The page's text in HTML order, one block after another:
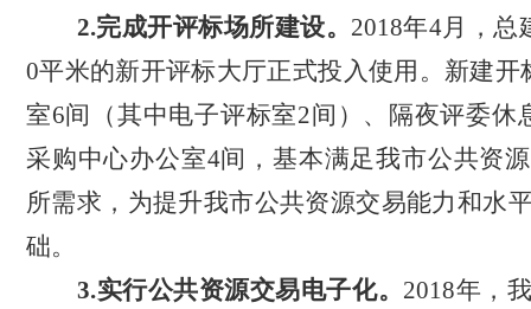
2.完成开评标场所建设。 2018年4月
，
0平米的新开评标大厅正式投入使用。新建开
室6间（其中电子评标室2间）、隔夜评委休
采购中心办公室4间，基本满足我市公共资
所需求，为提升我市公共资源交易能力和水
础。
3.实行公共资源交易电子化。 2018年，